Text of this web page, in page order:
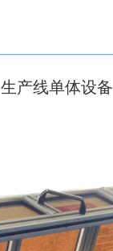
生产线单体设备